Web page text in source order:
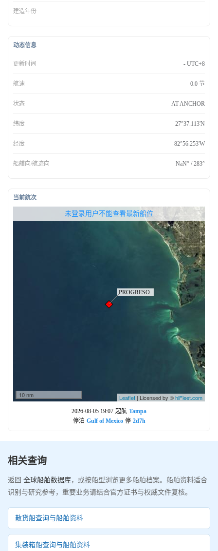
建造年份
动态信息
更新时间 - UTC+8
航速 0.0 节
状态 AT ANCHOR
纬度 27°37.113'N
经度 82°56.253'W
船艏向/航迹向 NaN° / 283°
当前航次
10 nm Leaflet | Licensed by ©hiFleet.com
未登录用户不能查看最新船位
无权查看最新船位，请联系开通
2026-08-05 19:07 起航 Tampa
停泊 Gulf of Mexico 停 2d7h
相关查询
返回 全球船舶数据库，或按船型浏览更多船舶档案。船舶资料适合
识别与研究参考，重要业务请结合官方证书与权威文件复核。
散货船查询与船舶资料
集装箱船查询与船舶资料